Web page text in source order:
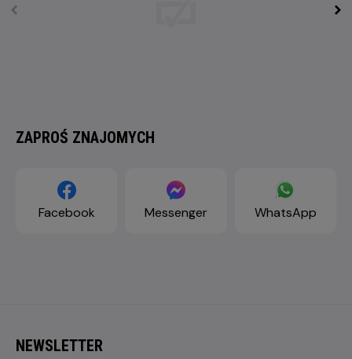
ZAPROŚ ZNAJOMYCH
Facebook Messenger WhatsApp
NEWSLETTER